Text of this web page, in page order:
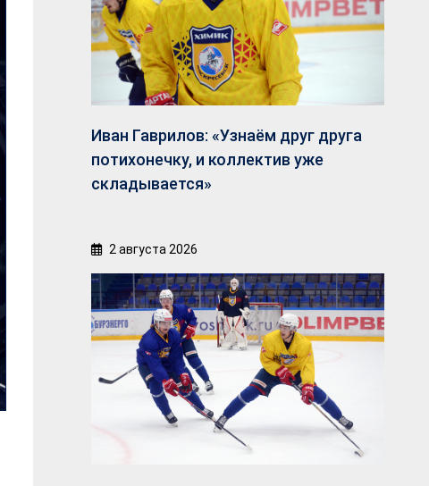
Иван Гаврилов: «Узнаём друг друга
потихонечку, и коллектив уже
складывается»
2 августа 2026